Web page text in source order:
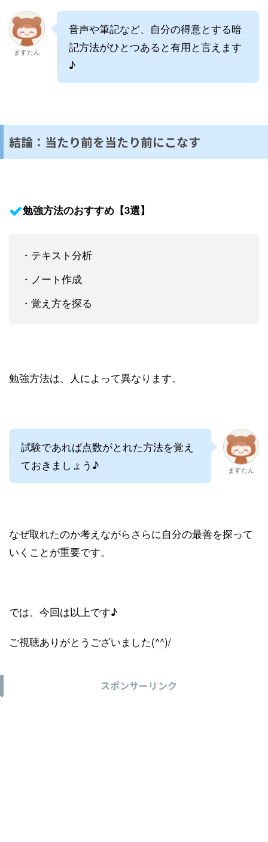
ますたん
音声や筆記など、自分の得意とする暗
記方法がひとつあると有用と言えます
♪
結論：当たり前を当たり前にこなす
勉強方法のおすすめ【3選】
・テキスト分析
・ノート作成
・覚え方を探る
勉強方法は、人によって異なります。
試験であれば点数がとれた方法を覚え
ておきましょう♪
ますたん
なぜ取れたのか考えながらさらに自分の最善を探って
いくことが重要です。
では、今回は以上です♪
ご視聴ありがとうございました(^^)/
スポンサーリンク